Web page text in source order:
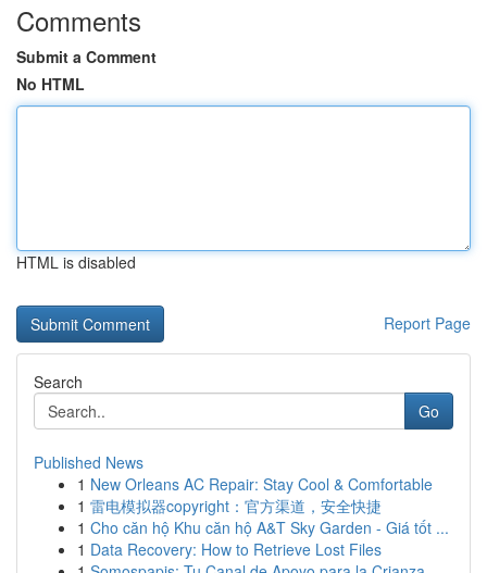
Comments
Submit a Comment
No HTML
HTML is disabled
Report Page
Search
Go
Published News
1 New Orleans AC Repair: Stay Cool & Comfortable
1 雷电模拟器copyright：官方渠道，安全快捷
1 Cho căn hộ Khu căn hộ A&T Sky Garden - Giá tốt ...
1 Data Recovery: How to Retrieve Lost Files